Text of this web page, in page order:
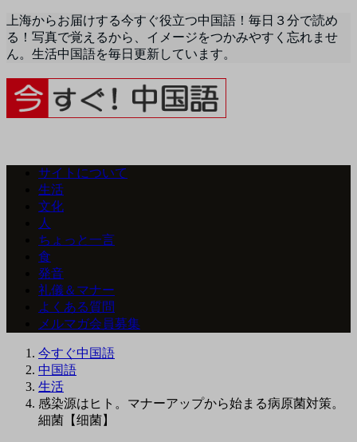
上海からお届けする今すぐ役立つ中国語！毎日３分で読め
る！写真で覚えるから、イメージをつかみやすく忘れませ
ん。生活中国語を毎日更新しています。
サイトについて
生活
文化
人
ちょっと一言
食
発音
礼儀＆マナー
よくある質問
メルマガ会員募集
今すぐ中国語
中国語
生活
感染源はヒト。マナーアップから始まる病原菌対策。
細菌【细菌】